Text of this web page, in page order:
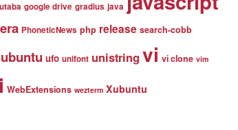
google drive gradius java
PhoneticNews php release search-cobb
ubuntu ufo unifont unistring vi vi clone vim
WebExtensions wezterm Xubuntu